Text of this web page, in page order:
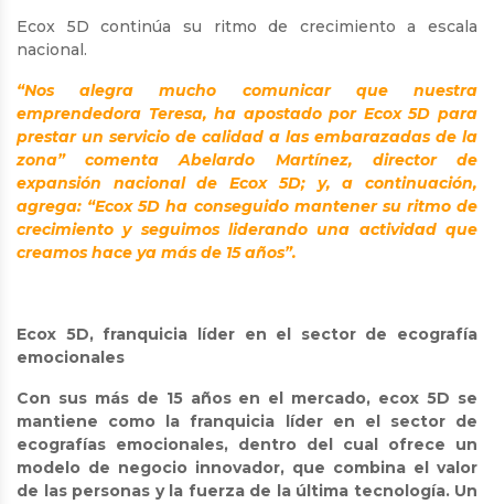
Ecox 5D continúa su ritmo de crecimiento a escala
nacional.
“Nos alegra mucho comunicar que nuestra
emprendedora Teresa, ha apostado por Ecox 5D para
prestar un servicio de calidad a las embarazadas de la
zona” comenta Abelardo Martínez, director de
expansión nacional de Ecox 5D; y, a continuación,
agrega: “Ecox 5D ha conseguido mantener su ritmo de
crecimiento y seguimos liderando una actividad que
creamos hace ya más de 15 años”.
Ecox 5D, franquicia líder en el sector de ecografía
emocionales
Con sus más de 15 años en el mercado, ecox 5D se
mantiene como la franquicia líder en el sector de
ecografías emocionales, dentro del cual ofrece un
modelo de negocio innovador, que combina el valor
de las personas y la fuerza de la última tecnología. Un